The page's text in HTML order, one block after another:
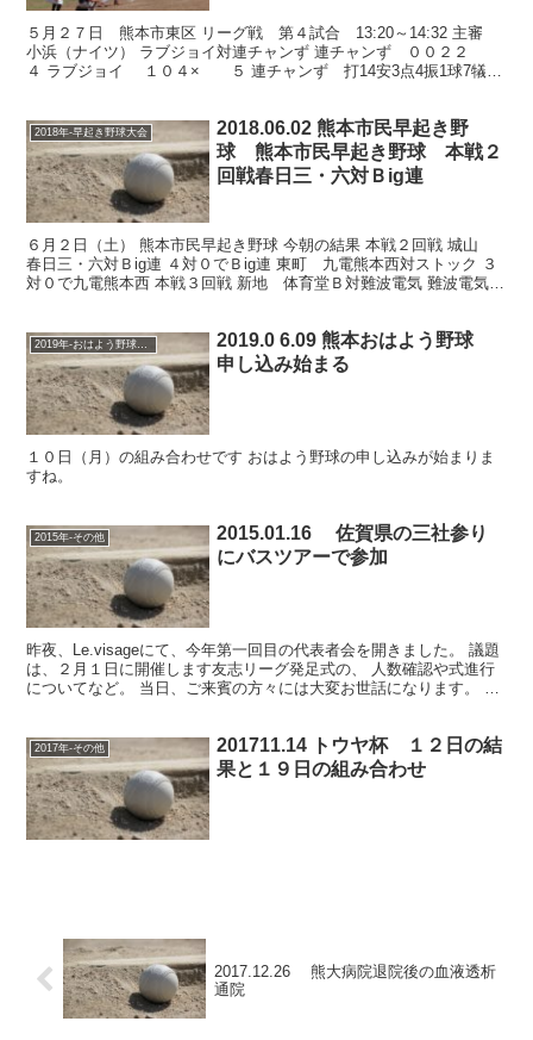
５月２７日 熊本市東区 リーグ戦 第４試合 13:20～14:32 主審
小浜（ナイツ） ラブジョイ対連チャンず 連チャンず ００２２
４ ラブジョイ １０４× ５ 連チャンず 打14安3点4振1球7犠1
2018年-早起き野球大会
2018.06.02 熊本市民早起き野
球 熊本市民早起き野球 本戦２
回戦春日三・六対Ｂig連
６月２日（土） 熊本市民早起き野球 今朝の結果 本戦２回戦 城山
春日三・六対Ｂig連 ４対０でＢig連 東町 九電熊本西対ストック ３
対０で九電熊本西 本戦３回戦 新地 体育堂Ｂ対難波電気 難波電気が
2019年-おはよう野球大会
2019.0 6.09 熊本おはよう野球
申し込み始まる
１０日（月）の組み合わせです おはよう野球の申し込みが始まりま
すね。
2015年-その他
2015.01.16 佐賀県の三社参り
にバスツアーで参加
昨夜、Le.visageにて、今年第一回目の代表者会を開きました。 議題
は、２月１日に開催します友志リーグ発足式の、 人数確認や式進行
についてなど。 当日、ご来賓の方々には大変お世話になります。 よ
2017年-その他
201711.14 トウヤ杯 １２日の結
果と１９日の組み合わせ
2017.12.26 熊大病院退院後の血液透析
通院